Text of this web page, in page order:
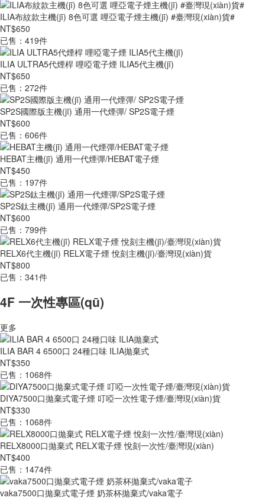
ILIA布紋款主機(jī) 8色可選 哩亞電子煙主機(jī) #臺灣現(xiàn)貨#
NT$650
已售：419件
ILIA ULTRA5代煙桿 哩啞電子煙 ILIA5代主機(jī)
NT$650
已售：272件
SP2S國際版主機(jī) 通用一代煙彈/ SP2S電子煙
NT$600
已售：606件
HEBAT主機(jī) 通用一代煙彈/HEBAT電子煙
NT$450
已售：197件
SP2S鈦主機(jī) 通用一代煙彈/SP2S電子煙
NT$600
已售：799件
RELX6代主機(jī) RELX電子煙 悅刻主機(jī)/臺灣現(xiàn)貨
NT$800
已售：341件
4F 一次性專區(qū)
更多
ILIA BAR 4 6500口 24種口味 ILIA拋棄式
NT$350
已售：1068件
DIYA7500口拋棄式電子煙 叮啞一次性電子煙/臺灣現(xiàn)貨
NT$330
已售：1068件
RELX8000口拋棄式 RELX電子煙 悅刻一次性/臺灣現(xiàn)
NT$400
已售：1474件
vaka7500口拋棄式電子煙 奶茶杯拋棄式/vaka電子